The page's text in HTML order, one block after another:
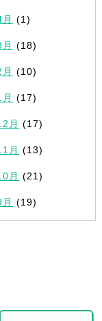
(1)
(18)
(10)
(17)
月 (17)
月 (13)
月 (21)
(19)